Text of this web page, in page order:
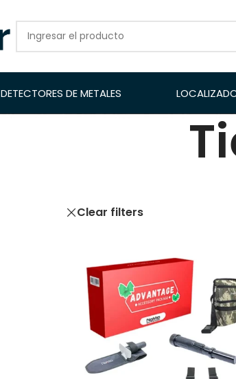
DETECTORES DE METALES
Clear filters